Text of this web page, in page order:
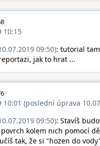
10:15
09:50): tutorial
jak to hrat ...
10:01 (poslední úprava
09:50): Stavíš
kolem nich pomocí
tak, že si "hozen do